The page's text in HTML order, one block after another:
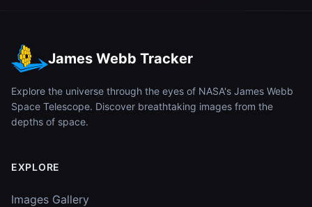
James Webb Tracker
Explore the universe through the eyes of NASA's James Webb
Space Telescope. Discover breathtaking images from the
depths of space.
EXPLORE
Images Gallery